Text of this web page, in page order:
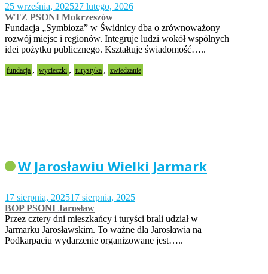
25 września, 202527 lutego, 2026
WTZ PSONI Mokrzeszów
Fundacja „Symbioza” w Świdnicy dba o zrównoważony
rozwój miejsc i regionów. Integruje ludzi wokół wspólnych
idei pożytku publicznego. Kształtuje świadomość…..
fundacja , wycieczki , turystyka , zwiedzanie
W Jarosławiu Wielki Jarmark
17 sierpnia, 202517 sierpnia, 2025
BOP PSONI Jarosław
Przez cztery dni mieszkańcy i turyści brali udział w
Jarmarku Jarosławskim. To ważne dla Jarosławia na
Podkarpaciu wydarzenie organizowane jest…..